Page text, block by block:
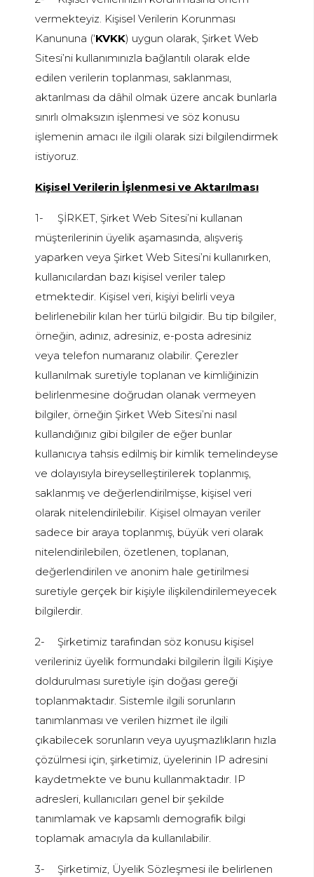
vermekteyiz. Kişisel Verilerin Korunması
Kanununa (‘KVKK) uygun olarak, Şirket Web
Sitesi’ni kullanımınızla bağlantılı olarak elde
edilen verilerin toplanması, saklanması,
aktarılması da dâhil olmak üzere ancak bunlarla
sınırlı olmaksızın işlenmesi ve söz konusu
işlemenin amacı ile ilgili olarak sizi bilgilendirmek
istiyoruz.
Kişisel Verilerin İşlenmesi ve Aktarılması
1-
ŞİRKET, Şirket Web Sitesi’ni kullanan
müşterilerinin üyelik aşamasında, alışveriş
yaparken veya Şirket Web Sitesi’ni kullanırken,
kullanıcılardan bazı kişisel veriler talep
etmektedir. Kişisel veri, kişiyi belirli veya
belirlenebilir kılan her türlü bilgidir. Bu tip bilgiler,
örneğin, adınız, adresiniz, e-posta adresiniz
veya telefon numaranız olabilir. Çerezler
kullanılmak suretiyle toplanan ve kimliğinizin
belirlenmesine doğrudan olanak vermeyen
bilgiler, örneğin Şirket Web Sitesi’ni nasıl
kullandığınız gibi bilgiler de eğer bunlar
kullanıcıya tahsis edilmiş bir kimlik temelindeyse
ve dolayısıyla bireyselleştirilerek toplanmış,
saklanmış ve değerlendirilmişse, kişisel veri
olarak nitelendirilebilir. Kişisel olmayan veriler
sadece bir araya toplanmış, büyük veri olarak
nitelendirilebilen, özetlenen, toplanan,
değerlendirilen ve anonim hale getirilmesi
suretiyle gerçek bir kişiyle ilişkilendirilemeyecek
bilgilerdir.
2-
Şirketimiz tarafından söz konusu kişisel
verileriniz üyelik formundaki bilgilerin İlgili Kişiye
doldurulması suretiyle işin doğası gereği
toplanmaktadır. Sistemle ilgili sorunların
tanımlanması ve verilen hizmet ile ilgili
çıkabilecek sorunların veya uyuşmazlıkların hızla
çözülmesi için, şirketimiz, üyelerinin IP adresini
kaydetmekte ve bunu kullanmaktadır. IP
adresleri, kullanıcıları genel bir şekilde
tanımlamak ve kapsamlı demografik bilgi
toplamak amacıyla da kullanılabilir.
3-
Şirketimiz, Üyelik Sözleşmesi ile belirlenen